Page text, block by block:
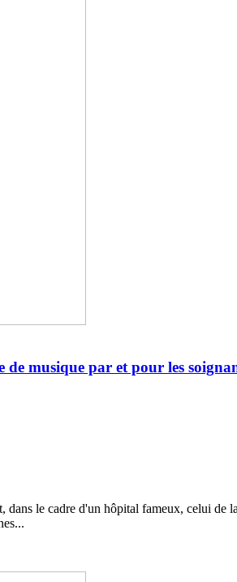
musique par et pour les
le cadre d'un hôpital fameux, celui